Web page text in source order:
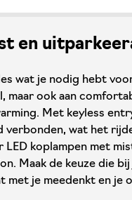
en
wat je nodig hebt
maar ook aan
Met keyless
wat het
LED koplampen met
Maak de keuze die bij
met je meedenkt en je